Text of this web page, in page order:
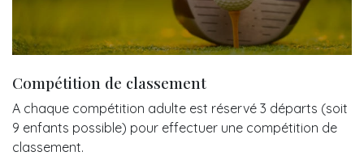
Compétition de classement
A chaque compétition adulte est réservé 3 départs (soit
9 enfants possible) pour effectuer une compétition de
classement.